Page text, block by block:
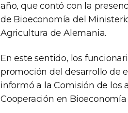
año, que contó con la
de Bioeconomía del
Agricultura de Alemania.
En este sentido, los
promoción del desarrollo de
informó a la Comisión de los
Cooperación en